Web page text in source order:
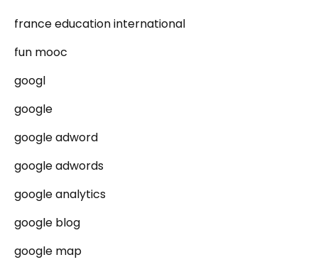
france education international
fun mooc
googl
google
google adword
google adwords
google analytics
google blog
google map